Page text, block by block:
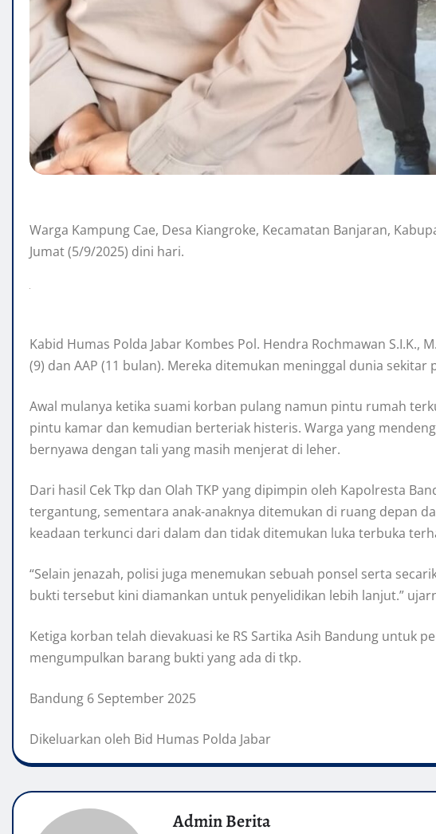
Warga Kampung Cae, Desa Kiangroke, Kecamatan Banjaran,
Jumat (5/9/2025) dini hari.
Kabid Humas Polda Jabar Kombes Pol. Hendra Rochmawan
(9) dan AAP (11 bulan). Mereka ditemukan meninggal dunia
Awal mulanya ketika suami korban pulang namun pintu rumah
pintu kamar dan kemudian berteriak histeris. Warga yang
bernyawa dengan tali yang masih menjerat di leher.
Dari hasil Cek Tkp dan Olah TKP yang dipimpin oleh Kapolresta
tergantung, sementara anak-anaknya ditemukan di ruang depan
keadaan terkunci dari dalam dan tidak ditemukan luka terbuka
“Selain jenazah, polisi juga menemukan sebuah ponsel serta
bukti tersebut kini diamankan untuk penyelidikan lebih lanjut.”
Ketiga korban telah dievakuasi ke RS Sartika Asih Bandung untuk
mengumpulkan barang bukti yang ada di tkp.
Bandung 6 September 2025
Dikeluarkan oleh Bid Humas Polda Jabar
Admin Berita